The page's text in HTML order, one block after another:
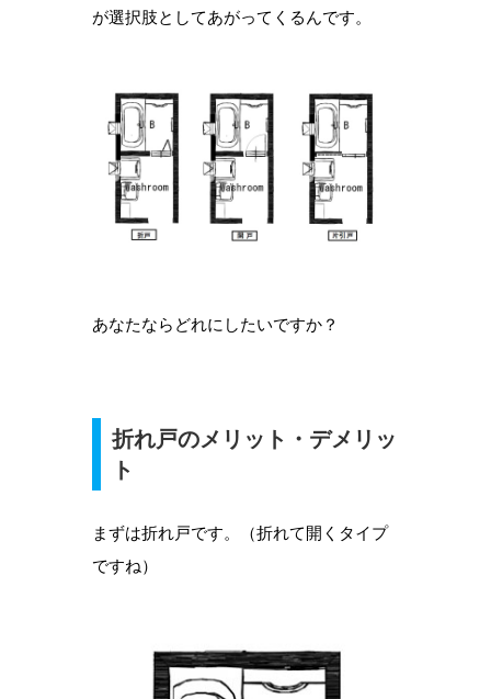
が選択肢としてあがってくるんです。
あなたならどれにしたいですか？
折れ戸のメリット・デメリッ
ト
まずは折れ戸です。（折れて開くタイプ
ですね）